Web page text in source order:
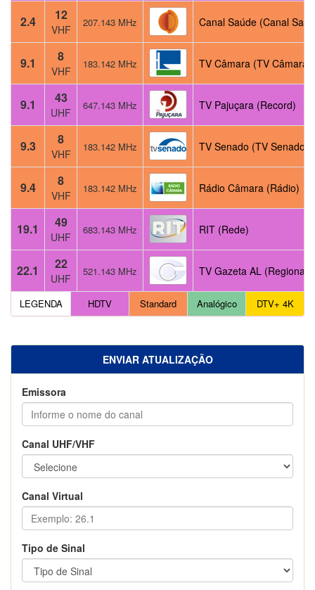
2.4 12
VHF
207.143 MHz Canal Saúde (Canal
9.1 8
VHF
183.142 MHz TV Câmara (TV Câmara)
9.1 43
UHF
647.143 MHz TV Pajuçara (Record)
9.3 8
VHF
183.142 MHz TV Senado (TV Senado)
9.4 8
VHF
183.142 MHz Rádio Câmara (Rádio)
19.1 49
UHF
683.143 MHz RIT (Rede)
22.1 22
UHF
521.143 MHz TV Gazeta AL (Regional)
LEGENDA HDTV Standard Analógico DTV+ 4K
ENVIAR ATUALIZAÇÃO
Emissora
Canal UHF/VHF
Canal Virtual
Tipo de Sinal